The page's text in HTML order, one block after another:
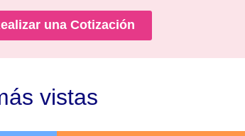
una Cotización
vistas